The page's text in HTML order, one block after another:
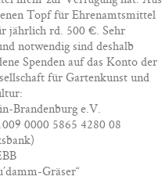
Topf für Ehrenamtsmittel
jährlich rd. 500 €. Sehr
notwendig sind deshalb
Spenden auf das Konto der
für Gartenkunst und
Brandenburg e.V.
0000 5865 4280 08
Gräser“